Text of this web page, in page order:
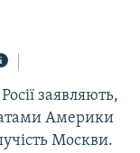
заявляють,
Америки
Москви.